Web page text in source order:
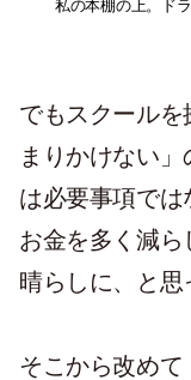
私の本棚の上。ド
でもスクール
まりかけない
は必要事項で
お金を多く減
晴らしに、と思
そこから改めて